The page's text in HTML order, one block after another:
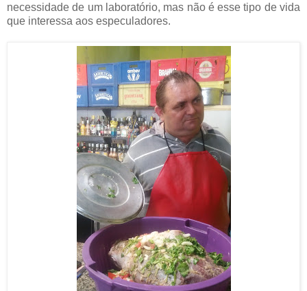
necessidade de um laboratório, mas não é esse tipo de vida
que interessa aos especuladores.